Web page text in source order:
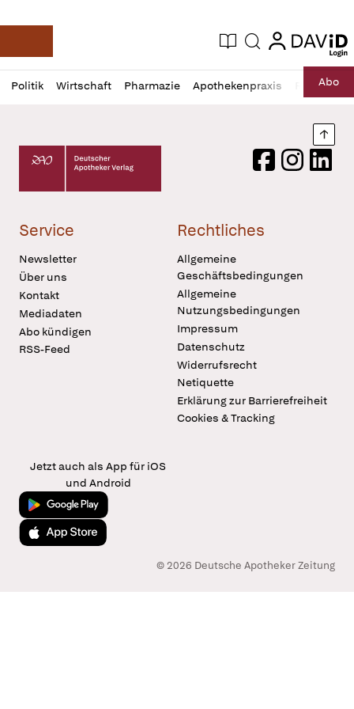
Deutsche Apotheker Zeitung
Aktuelle Ausgabe
Suche login
login
Politik Wirtschaft Pharmazie Apothekenpraxis RechtAbo
Profil
öffnen
Daz
Pur
Deutscher Apotheker Verlag Logo
FacebookInstagram
Service
Newsletter
Über uns
Kontakt
Mediadaten
Abo kündigen
RSS-Feed
Rechtliches
Allgemeine
Geschäftsbedingungen
Allgemeine
Nutzungsbedingungen
Impressum
Datenschutz
Widerrufsrecht
Netiquette
Erklärung zur Barrierefreiheit
Cookies & Tracking
Jetzt auch als App für iOS
und Android
Jetzt bei Google Play
Laden im App Store
© 2026 Deutsche Apotheker Zeitung